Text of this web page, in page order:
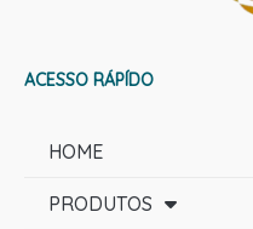
ACESSO RÁPÍDO
HOME
PRODUTOS